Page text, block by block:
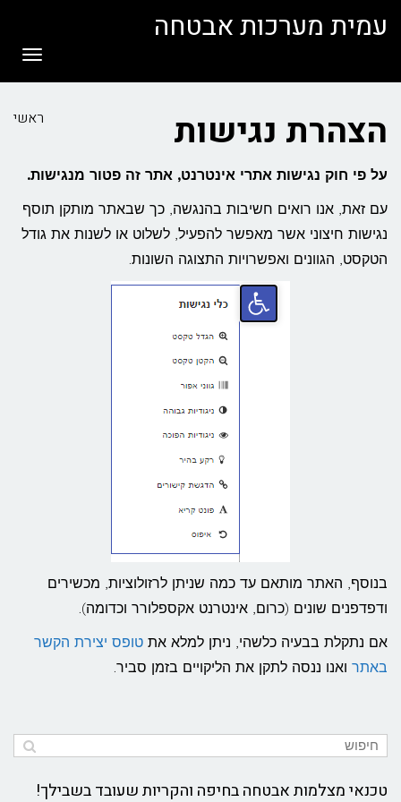
עמית מערכות אבטחה
ראשי הצהרת נגישות
על פי חוק נגישות אתרי אינטרנט, אתר זה פטור מנגישות.
עם זאת, אנו רואים חשיבות בהנגשה, כך שבאתר מותקן תוסף
נגישות חיצוני אשר מאפשר להפעיל, לשלוט או לשנות את גודל
הטקסט, הגוונים ואפשרויות התצוגה השונות.
בנוסף, האתר מותאם עד כמה שניתן לרזולוציות, מכשירים
ודפדפנים שונים (כרום, אינטרנט אקספלורר וכדומה).
אם נתקלת בבעיה כלשהי, ניתן למלא את טופס יצירת הקשר
באתר ואנו ננסה לתקן את הליקויים בזמן סביר.
טכנאי מצלמות אבטחה בחיפה והקריות שעובד בשבילך!